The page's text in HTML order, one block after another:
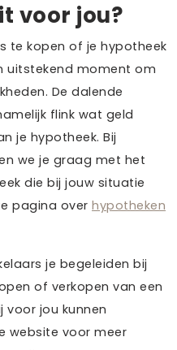
voor jou?
te kopen of je hypotheek
uitstekend moment om
De dalende
flink wat geld
je hypotheek. Bij
we je graag met het
die bij jouw situatie
pagina over hypotheken
je begeleiden bij
of verkopen van een
voor jou kunnen
website voor meer